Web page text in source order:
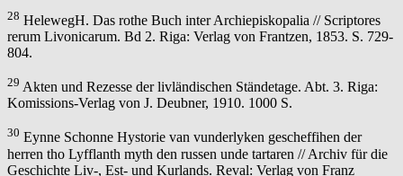
28 HelewegH. Das rothe Buch inter Archiepiskopalia // Scriptores
rerum Livonicarum. Bd 2. Riga: Verlag von Frantzen, 1853. S. 729-
804.
29 Akten und Rezesse der livländischen Ständetage. Abt. 3. Riga:
Komissions-Verlag von J. Deubner, 1910. 1000 S.
30 Eynne Schonne Hystorie van vunderlyken geschеffihen der
herren tho Lyfflanth myth den russen unde tartaren // Archiv für die
Geschichte Liv-, Est- und Kurlands. Reval: Verlag von Franz